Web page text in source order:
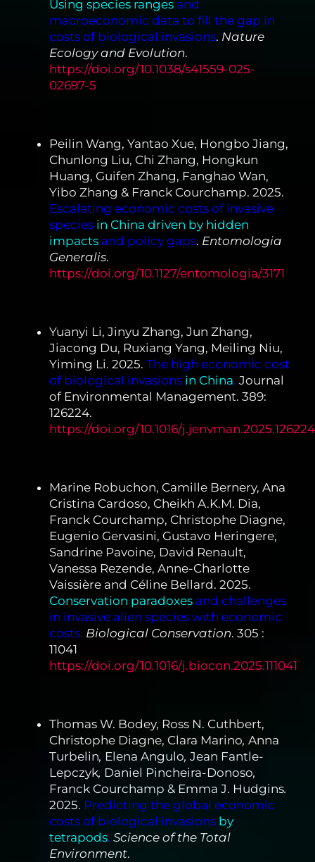
Using species rangesand
macroeconomic data to fill the gap in
costs of biological invasions. Nature
Ecology and Evolution.
https://doi.org/10.1038/s41559-025-
02697-5
Peilin Wang, Yantao Xue, Hongbo Jiang,
Chunlong Liu, Chi Zhang, Hongkun
Huang, Guifen Zhang, Fanghao Wan,
Yibo Zhang & Franck Courchamp. 2025.
Escalating economic costs of invasive
species in China driven by hidden
impactsand policy gaps. Entomologia
Generalis.
https://doi.org/10.1127/entomologia/3171
Yuanyi Li, Jinyu Zhang, Jun Zhang,
Jiacong Du, Ruxiang Yang, Meiling Niu,
Yiming Li. 2025. The high economic cost
of biological invasions in China. Journal
of Environmental Management. 389:
126224.
https://doi.org/10.1016/j.jenvman.2025.126224
Marine Robuchon, Camille Bernery, Ana
Cristina Cardoso, Cheikh A.K.M. Dia,
Franck Courchamp, Christophe Diagne,
Eugenio Gervasini, Gustavo Heringere,
Sandrine Pavoine, David Renault,
Vanessa Rezende, Anne-Charlotte
Vaissière and Céline Bellard. 2025.
Conservation paradoxesand challenges
in invasive alien species with economic
costs. Biological Conservation. 305 :
11041
https://doi.org/10.1016/j.biocon.2025.111041
Thomas W. Bodey, Ross N. Cuthbert,
Christophe Diagne, Clara Marino, Anna
Turbelin, Elena Angulo, Jean Fantle-
Lepczyk, Daniel Pincheira-Donoso,
Franck Courchamp & Emma J. Hudgins.
2025. Predicting the global economic
costs of biological invasions by
tetrapods. Science of the Total
Environment.